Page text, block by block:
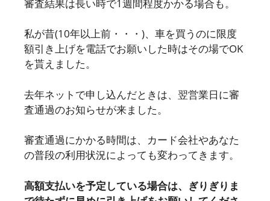
審査結果は長い時で1週間程度かかる場合も。
私が昔(10年以上前・・・)、車を買うのに限度
額引き上げを電話でお願いした時はその場でOK
を貰えました。
去年ネットで申し込んだときは、翌営業日に審
査通過のお知らせが来ました。
審査通過にかかる時間は、カード会社やあなた
の普段の利用状況によっても変わってきます。
高額支払いを予定している場合は、ぎりぎりま